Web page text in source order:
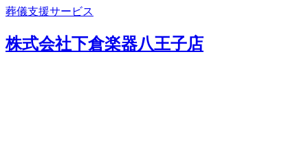
葬儀支援サービス
株式会社下倉楽器八王子店